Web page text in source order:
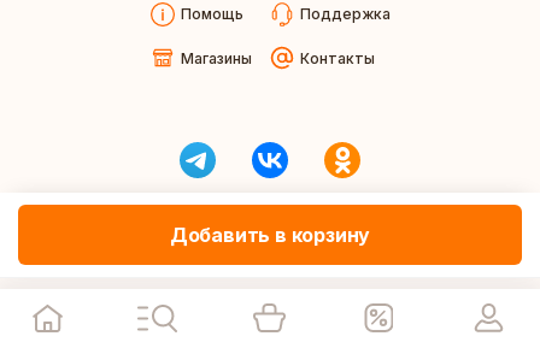
Добавить в корзину
Помощь Поддержка
Магазины Контакты